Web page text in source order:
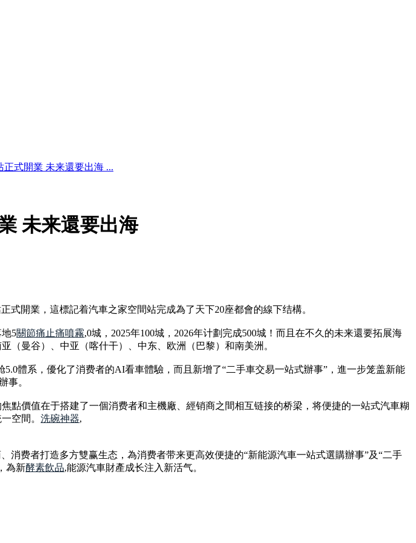
式開業 未来還要出海 ...
未来還要出海
式開業，這標記着汽車之家空間站完成為了天下20座都會的線下结構。
5關節痛止痛噴霧,0城，2025年100城，2026年计劃完成500城！而且在不久的未来還要拓展海
（曼谷）、中亚（喀什干）、中东、欧洲（巴黎）和南美洲。
5.0體系，優化了消费者的AI看車體驗，而且新增了“二手車交易一站式辦事”，進一步笼盖新能
事。
點價值在于搭建了一個消费者和主機廠、經销商之間相互链接的桥梁，将便捷的一站式汽車糊
空間。 洗碗神器,
消费者打造多方雙赢生态，為消费者带来更高效便捷的“新能源汽車一站式選購辦事”及“二手
為新酵素飲品,能源汽車財產成长注入新活气。